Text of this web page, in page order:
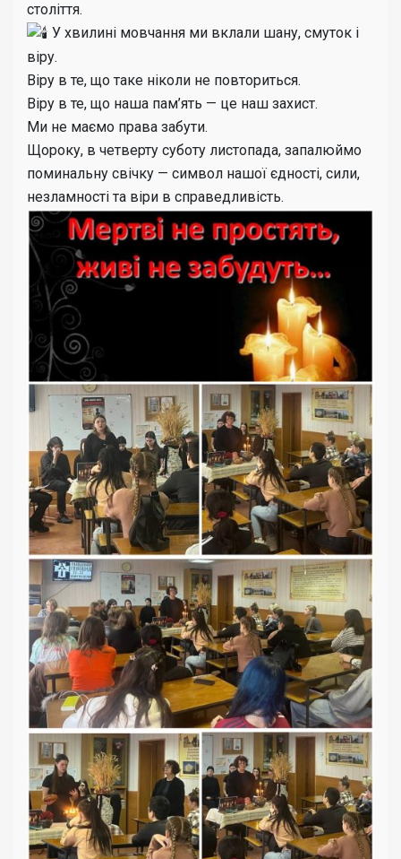
століття.
У хвилині мовчання ми вклали шану, смуток і
віру.
Віру в те, що таке ніколи не повториться.
Віру в те, що наша пам’ять — це наш захист.
Ми не маємо права забути.
Щороку, в четверту суботу листопада, запалюймо
поминальну свічку — символ нашої єдності, сили,
незламності та віри в справедливість.